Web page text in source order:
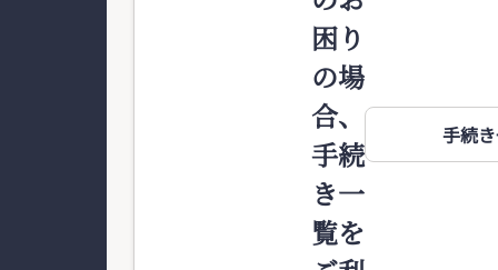
困り
の場
合、
手続
き一
覧を
手続